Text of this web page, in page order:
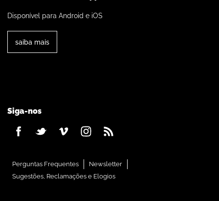
Disponível para Android e iOS
saiba mais
Siga-nos
Perguntas Frequentes
Newsletter
Sugestões, Reclamações e Elogios